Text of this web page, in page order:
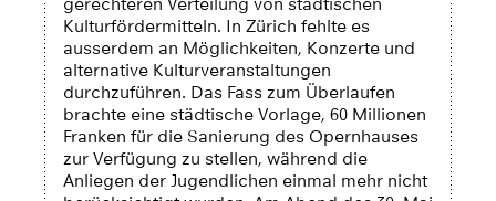
Kulturfördermitteln. In Zürich fehlte es
ausserdem an Möglichkeiten, Konzerte und
alternative Kulturveranstaltungen
durchzuführen. Das Fass zum Überlaufen
brachte eine städtische Vorlage, 60 Millionen
Franken für die Sanierung des Opernhauses
zur Verfügung zu stellen, während die
Anliegen der Jugendlichen einmal mehr nicht